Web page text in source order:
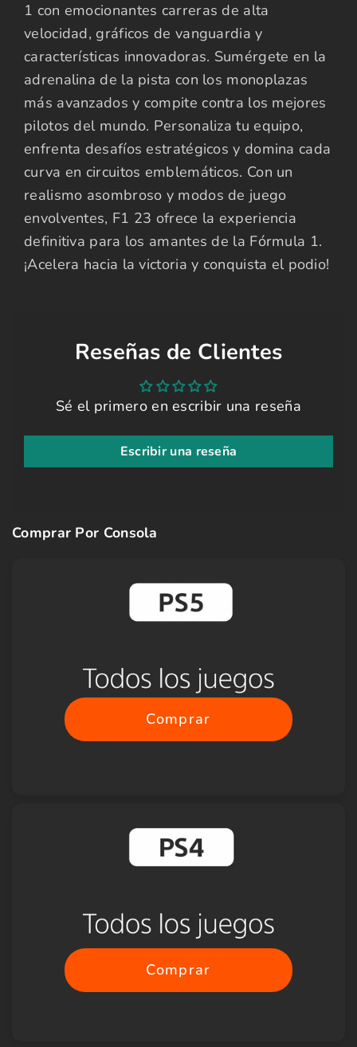
1 con emocionantes carreras de alta
velocidad, gráficos de vanguardia y
características innovadoras. Sumérgete en la
adrenalina de la pista con los monoplazas
más avanzados y compite contra los mejores
pilotos del mundo. Personaliza tu equipo,
enfrenta desafíos estratégicos y domina cada
curva en circuitos emblemáticos. Con un
realismo asombroso y modos de juego
envolventes, F1 23 ofrece la experiencia
definitiva para los amantes de la Fórmula 1.
¡Acelera hacia la victoria y conquista el podio!
Reseñas de Clientes
Sé el primero en escribir una reseña
Escribir una reseña
Comprar Por Consola
Comprar
Comprar